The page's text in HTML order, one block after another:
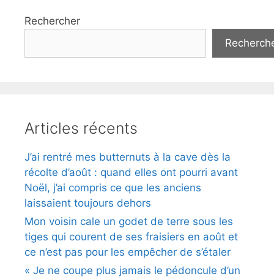
Rechercher
Articles récents
J’ai rentré mes butternuts à la cave dès la
récolte d’août : quand elles ont pourri avant
Noël, j’ai compris ce que les anciens
laissaient toujours dehors
Mon voisin cale un godet de terre sous les
tiges qui courent de ses fraisiers en août et
ce n’est pas pour les empêcher de s’étaler
« Je ne coupe plus jamais le pédoncule d’un